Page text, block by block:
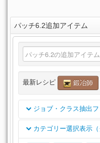
パッチ6.2追加アイテム
最新レシピ 鍛冶師
ジョブ・クラス抽出
クラス
カテゴリー選択表示（